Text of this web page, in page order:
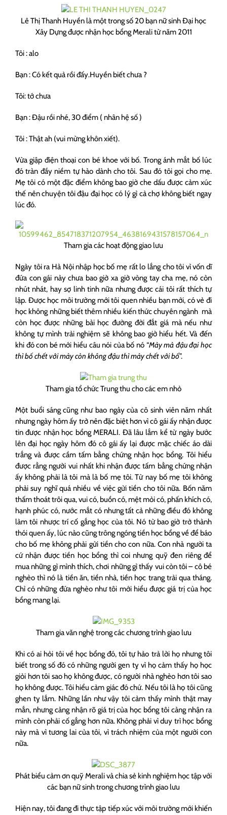
Lê Thị Thanh Huyền là một trong số 20 bạn nữ sinh Đại học
Xây Dựng được nhận học bổng Merali từ năm 2011
Tôi : alo
Bạn : Có kết quả rồi đấy.Huyền biết chưa ?
Tôi: tớ chưa
Bạn : Đậu rồi nhé, 30 điểm ( nhân hệ số )
Tôi : Thật ah (vui mừng khôn xiết).
Vừa giập điện thoại con bé khoe với bố. Trong ánh mắt bố lúc
đó tràn đầy niềm tự hào dành cho tôi. Sau đó tôi gọi cho mẹ.
Mẹ tôi có một đặc điểm không bao giờ che dấu được cảm xúc
thế nên chuyện tôi đậu đại học có lý gì cả chợ không biết ngay
lúc đó.
Tham gia các hoạt động giao lưu
Ngày tôi ra Hà Nội nhập học bố mẹ rất lo lắng cho tôi vì vốn dĩ
đứa con gái này chưa bao giờ xa giờ vòng tay cha mẹ, nó còn
nhút nhát, hay sợ linh tinh nữa nhưng được cái tôi rất thích tự
lập. Được học môi trường mới tôi quen nhiều bạn mới, có vẻ đi
học không những biết thêm nhiều kiến thức chuyên ngành mà
còn học được những bài học đường đời đắt giá mà nếu như
không tự mình trải nghiệm sẽ không bao giờ hiểu hết. Và đến
khi đó con bé mới hiểu câu nói của bố nó “Mày mà đậu đại học
thì bố chết với mày còn không đậu thì mày chết với bố”.
Tham gia tổ chức Trung thu cho các em nhỏ
Một buổi sáng cũng như bao ngày của cô sinh viên năm nhất
nhưng ngày hôm ấy trở nên đặc biệt hơn vì cô gái ấy nhận được
tin được nhận học bổng MERALI. Đã lâu lắm kể từ ngày bước
lên đại học ngày hôm đó cô gái ấy lại được mặc chiếc áo dài
trắng và được cầm tấm bằng chứng nhận học bổng. Tôi hiểu
được rằng người vui nhất khi nhận được tấm bằng chứng nhận
ấy không phải là tôi mà là bố mẹ tôi. Từ nay bố mẹ tôi không
phải suy nghĩ quá nhiều về việc gửi tiền cho tôi nữa. Bốn năm
thấm thoát trôi qua, vui có, buồn có, mệt mỏi có, phấn khích có,
hạnh phúc có, nước mắt có nhưng tất cả những điều đó không
làm tôi nhược trí cố gắng học của tôi. Nó từ bao giờ trở thành
thói quen ấy, lúc nào cũng trông ngóng tiền học bổng về để báo
cho bố mẹ không phải gửi tiền cho con nữa. Con nhà người ta
cứ nhận được tiền học bổng thì coi nhưng quỹ đen riêng để
mua những gì mình thích, chơi những gì thấy vui còn tôi – cô bé
nghèo thì nó là tiền ăn, tiền nhà, tiền học trang trải qua tháng.
Chỉ có những đứa nghèo như tôi mới hiểu được giá trị của học
bổng mang lại.
Tham gia văn nghệ trong các chương trình giao lưu
Khi có ai hỏi tôi về học bổng đó, tôi tự hảo trả lời họ nhưng tôi
biết trong số đó có những người gen tỵ vì họ cảm thấy họ học
giỏi hơn tôi sao họ không được, có người nhà nghèo hơn tôi sao
họ không được. Tôi hiểu cảm giác đó chứ. Nếu tôi là họ tôi cũng
ghen tỵ lắm. Những lần như vậy tôi cảm thấy mình thật may
mắn, nhưng càng nhận rõ giá trị của học bổng tôi càng nhận ra
mình còn phải cố gắng hơn nữa. Không phải vì duy trì học bổng
này mà vì tương lai của tôi, vì trách nhiệm của một người con
nữa.
Phát biểu cảm ơn quỹ Merali và chia sẻ kinh nghiệm học tập với
các bạn nữ sinh trong chương trình giao lưu
Hiện nay, tôi đang đi thực tập tiếp xúc với môi trường mới khiến